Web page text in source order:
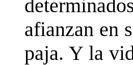
afianzan en
paja. Y la